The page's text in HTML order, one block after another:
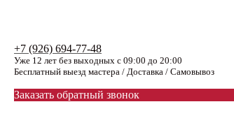
+7 (926) 694-77-48
Уже 12 лет без выходных с 09:00 до 20:00
Бесплатный выезд мастера / Доставка / Самовывоз
Заказать обратный звонок